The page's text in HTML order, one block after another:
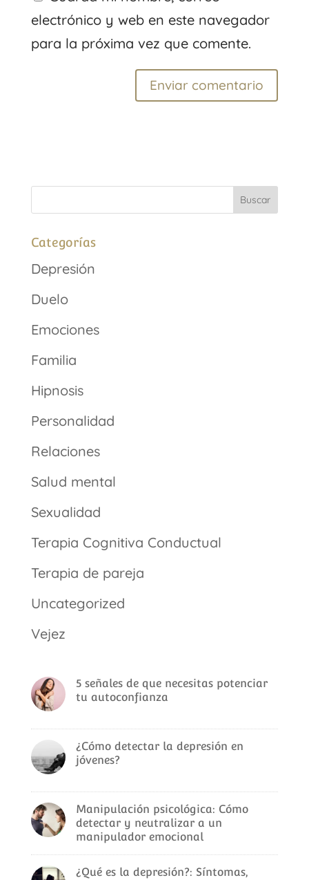
electrónico y web en este navegador
para la próxima vez que comente.
Categorías
Depresión
Duelo
Emociones
Familia
Hipnosis
Personalidad
Relaciones
Salud mental
Sexualidad
Terapia Cognitiva Conductual
Terapia de pareja
Uncategorized
Vejez
5 señales de que necesitas potenciar
tu autoconfianza
¿Cómo detectar la depresión en
jóvenes?
Manipulación psicológica: Cómo
detectar y neutralizar a un
manipulador emocional
¿Qué es la depresión?: Síntomas,